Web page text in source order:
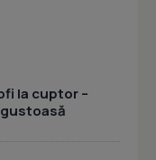
la cuptor –